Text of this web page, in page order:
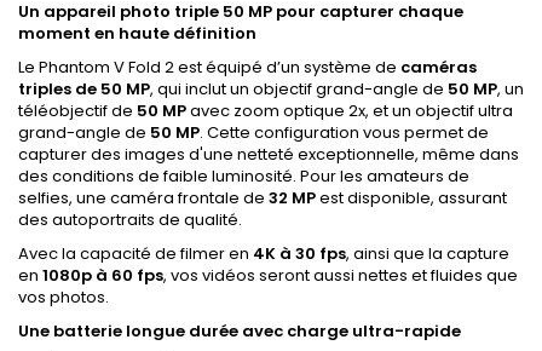
Un appareil photo triple 50 MP pour capturer chaque
moment en haute définition
Le Phantom V Fold 2 est équipé d’un système de caméras
triples de 50 MP, qui inclut un objectif grand-angle de 50 MP, un
téléobjectif de 50 MPavec zoom optique 2x, et un objectif ultra
grand-angle de 50 MP. Cette configuration vous permet de
capturer des images d'une netteté exceptionnelle, même dans
des conditions de faible luminosité. Pour les amateurs de
selfies, une caméra frontale de 32 MPest disponible, assurant
des autoportraits de qualité.
Avec la capacité de filmer en 4K à 30 fps, ainsi que la capture
en 1080p à 60 fps, vos vidéos seront aussi nettes et fluides que
vos photos.
Une batterie longue durée avec charge ultra-rapide